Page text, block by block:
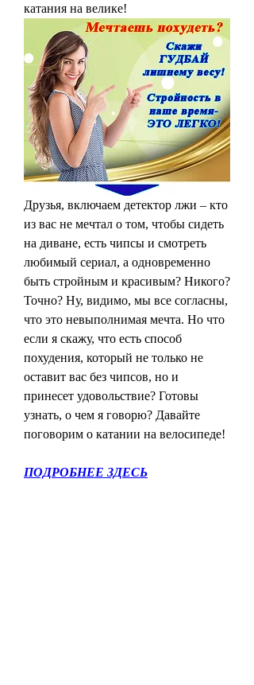
катания на велике!
Друзья, включаем детектор лжи – кто
из вас не мечтал о том, чтобы сидеть
на диване, есть чипсы и смотреть
любимый сериал, а одновременно
быть стройным и красивым? Никого?
Точно? Ну, видимо, мы все согласны,
что это невыполнимая мечта. Но что
если я скажу, что есть способ
похудения, который не только не
оставит вас без чипсов, но и
принесет удовольствие? Готовы
узнать, о чем я говорю? Давайте
поговорим о катании на велосипеде!
ПОДРОБНЕЕ ЗДЕСЬ